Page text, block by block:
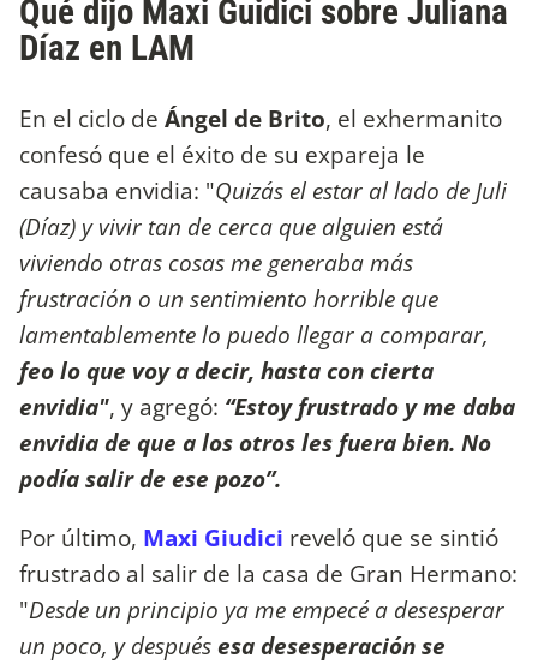
Qué dijo Maxi Guidici sobre Juliana
Díaz en LAM
En el ciclo de Ángel de Brito, el exhermanito
confesó que el éxito de su expareja le
causaba envidia: "Quizás el estar al lado de Juli
(Díaz) y vivir tan de cerca que alguien está
viviendo otras cosas me generaba más
frustración​ o un sentimiento horrible que
lamentablemente lo puedo llegar a comparar,
feo lo que voy a decir, hasta con cierta
envidia", y agregó: “Estoy frustrado y me daba
envidia de que a los otros les fuera bien. No
podía salir de ese pozo”.
Por último, Maxi Giudici reveló que se sintió
frustrado al salir de la casa de Gran Hermano:
"Desde un principio ya me empecé a desesperar
un poco, y despuésesa desesperación se